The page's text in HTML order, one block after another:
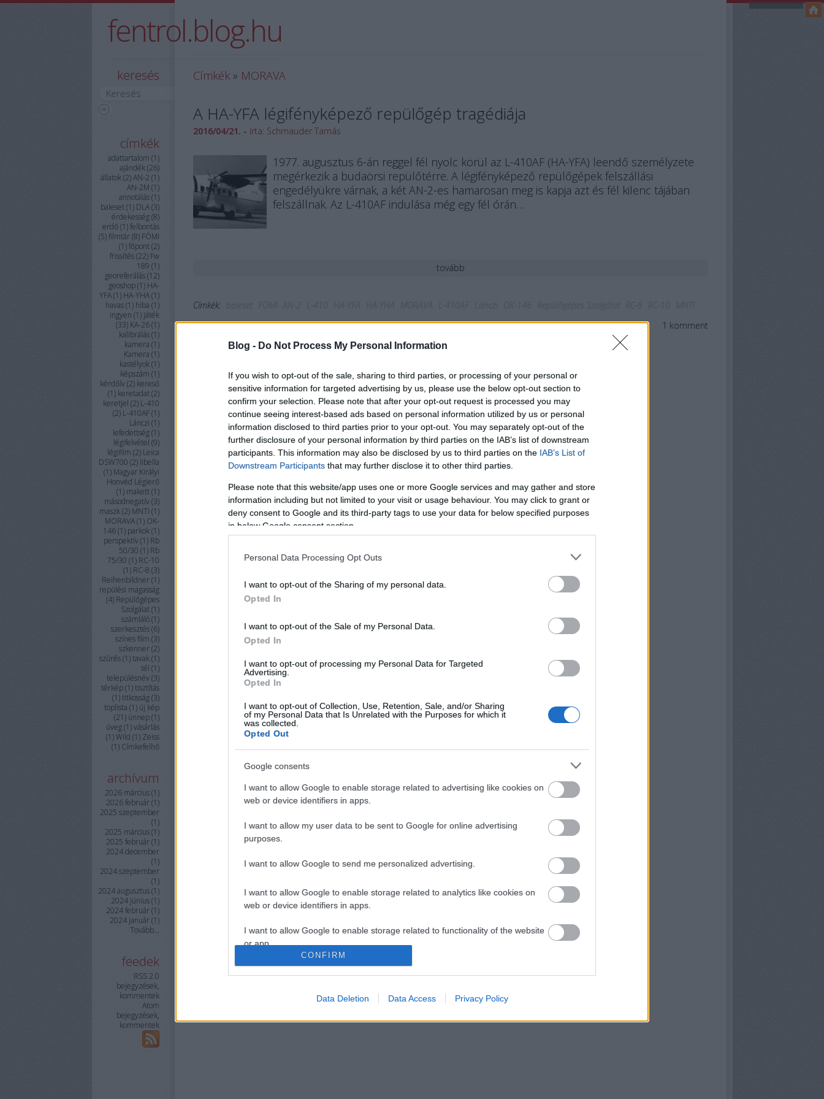
Blog - Do Not Process My Personal Information
If you wish to opt-out of the sale, sharing to third parties, or processing of your personal or
sensitive information for targeted advertising by us, please use the below opt-out section to
confirm your selection. Please note that after your opt-out request is processed you may
continue seeing interest-based ads based on personal information utilized by us or personal
information disclosed to third parties prior to your opt-out. You may separately opt-out of the
further disclosure of your personal information by third parties on the IAB’s list of downstream
participants. This information may also be disclosed by us to third parties on the IAB’s List of
Downstream Participants that may further disclose it to other third parties.
Please note that this website/app uses one or more Google services and may gather and store
information including but not limited to your visit or usage behaviour. You may click to grant or
deny consent to Google and its third-party tags to use your data for below specified purposes
in below Google consent section.
Personal Data Processing Opt Outs
I want to opt-out of the Sharing of my personal data.
Opted In
I want to opt-out of the Sale of my Personal Data.
Opted In
I want to opt-out of processing my Personal Data for Targeted
Advertising.
Opted In
I want to opt-out of Collection, Use, Retention, Sale, and/or Sharing
of my Personal Data that Is Unrelated with the Purposes for which it
was collected.
Opted Out
Google consents
I want to allow Google to enable storage related to advertising like cookies on
web or device identifiers in apps.
I want to allow my user data to be sent to Google for online advertising
purposes.
I want to allow Google to send me personalized advertising.
I want to allow Google to enable storage related to analytics like cookies on
web or device identifiers in apps.
I want to allow Google to enable storage related to functionality of the website
or app.
I want to allow Google to enable storage related to personalization.
I want to allow Google to enable storage related to security, including
CONFIRM
Data Deletion Data Access Privacy Policy
fentrol.blog.hu
keresés
címkék
adattartalom (1 )
ajándék (26)
állatok (2) AN-2 (1 )
AN-2M (1 )
annotálás (1 )
baleset (1 ) DLA (3)
érdekesség (8)
erdő (1 ) felbontás
(5) filmtár (8) FÖMI
(1 ) főpont (2)
frissítés (22) Fw
189 (1 )
georeferálás (12)
geoshop (1 ) HA-
YFA (1 ) HA-YHA (1 )
havas (1 ) hiba (1 )
ingyen (1 ) játék
(33) KA-26 (1 )
kalibrálás (1 )
kamera (1 )
Kamera (1 )
kastélyok (1 )
képszám (1 )
kérdőív (2) kereső
(1 ) keretadat (2)
keretjel (2) L-410
(2) L-410AF (1 )
Lánczi (1 )
lefedettség (1 )
légifelvétel (9)
légifilm (2) Leica
DSW700 (2) libella
(1 ) Magyar Királyi
Honvéd Légierő
(1 ) makett (1 )
másodnegatív (3)
maszk (2) MNTI (1 )
MORAVA (1 ) OK-
146 (1 ) parkok (1 )
perspektív (1 ) Rb
50/30 (1 ) Rb
75/30 (1 ) RC-10
(1 ) RC-8 (3)
Reihenbildner (1 )
repülési magasság
(4) Repülőgépes
Szolgálat (1 )
számláló (1 )
szerkesztés (6)
színes film (3)
szkenner (2)
szűrés (1 ) tavak (1 )
tél (1 )
településnév (3)
térkép (1 ) tisztítás
(1 ) titkosság (3)
toplista (1 ) új kép
(21 ) ünnep (1 )
üveg (1 ) vásárlás
(1 ) Wild (1 ) Zeiss
(1 ) Címkefelhő
archívum
2026 március (1 )
2026 február (1 )
2025 szeptember
(1 )
2025 március (1 )
2025 február (1 )
2024 december
(1 )
2024 szeptember
(1 )
2024 augusztus (1 )
2024 június (1 )
2024 február (1 )
2024 január (1 )
Tovább...
feedek
RSS 2.0
bejegyzések,
kommentek
Atom
bejegyzések,
kommentek
A fentrol.hu hivatalos blogja.
Címkék» MORAVA
A HA-YFA légifényképező repülőgép tragédiája
2016/04/21. - írta: Schmauder Tamás
1977. augusztus 6-án reggel fél nyolc körül az L-410AF (HA-YFA) leendő személyzete
megérkezik a budaörsi repülőtérre. A légifényképező repülőgépek felszállási
engedélyükre várnak, a két AN-2-es hamarosan meg is kapja azt és fél kilenc tájában
felszállnak. Az L-410AF indulása még egy fél órán…
tovább
Címkék:
1 komment